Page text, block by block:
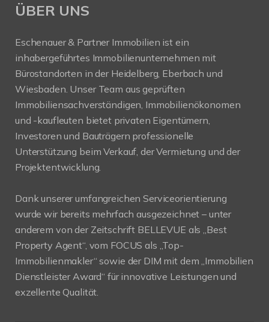
ÜBER UNS
Eschenauer & Partner Immobilien ist ein
inhabergeführtes Immobilienunternehmen mit
Bürostandorten in der Heidelberg, Eberbach und
Wiesbaden. Unser Team aus geprüften
Immobiliensachverständigen, Immobilienökonomen
und -kaufleuten bietet privaten Eigentümern,
Investoren und Bauträgern professionelle
Unterstützung beim Verkauf, der Vermietung und der
Projektentwicklung.
Dank unserer umfangreichen Serviceorientierung
wurde wir bereits mehrfach ausgezeichnet – unter
anderem von der Zeitschrift BELLEVUE als „Best
Property Agent“, vom FOCUS als „Top-
Immobilienmakler“ sowie der DIM mit dem „Immobilien
Dienstleister Award“ für innovative Leistungen und
exzellente Qualität.